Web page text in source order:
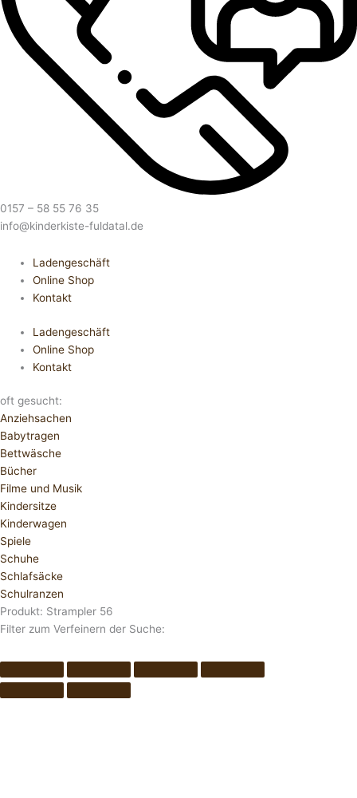
0157 – 58 55 76 35
info@kinderkiste-fuldatal.de
Ladengeschäft
Online Shop
Kontakt
Ladengeschäft
Online Shop
Kontakt
oft gesucht:
Anziehsachen
Babytragen
Bettwäsche
Bücher
Filme und Musik
Kindersitze
Kinderwagen
Spiele
Schuhe
Schlafsäcke
Schulranzen
Produkt: Strampler 56
Filter zum Verfeinern der Suche: